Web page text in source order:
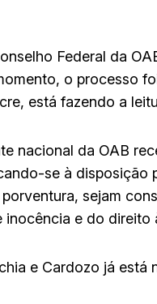
Federal da
o processo
está fazendo a
nacional da OAB
se à disposição
sejam
e do direito
e Cardozo já